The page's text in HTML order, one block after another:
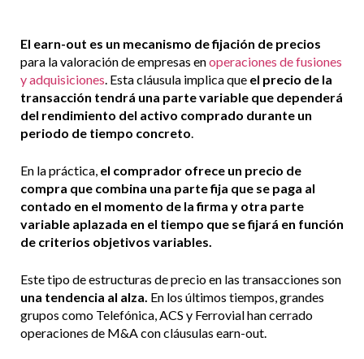
El earn-out es un mecanismo de fijación de precios
para la valoración de empresas enoperaciones de fusiones
y adquisiciones. Esta cláusula implica que el precio de la
transacción tendrá una parte variable que dependerá
del rendimiento del activo comprado durante un
periodo de tiempo concreto.
En la práctica, el comprador ofrece un precio de
compra que combina una parte fija que se paga al
contado en el momento de la firma y otra parte
variable aplazada en el tiempo que se fijará en función
de criterios objetivos variables.
Este tipo de estructuras de precio en las transacciones son
una tendencia al alza. En los últimos tiempos, grandes
grupos como Telefónica, ACS y Ferrovial han cerrado
operaciones de M&A con cláusulas earn-out.